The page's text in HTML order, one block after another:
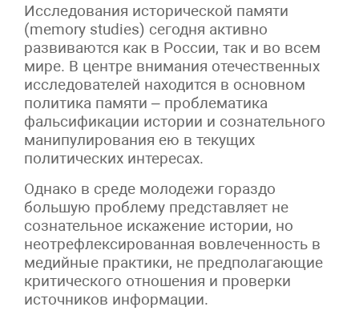
Исследования исторической памяти
(memory studies) сегодня активно
развиваются как в России, так и во всем
мире. В центре внимания отечественных
исследователей находится в основном
политика памяти – проблематика
фальсификации истории и сознательного
манипулирования ею в текущих
политических интересах.
Однако в среде молодежи гораздо
большую проблему представляет не
сознательное искажение истории, но
неотрефлексированная вовлеченность в
медийные практики, не предполагающие
критического отношения и проверки
источников информации.